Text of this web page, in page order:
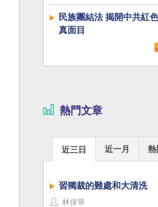
民族團結法 揭開中共紅
真面目
熱門文章
近三日 近一月 熱
習獨裁的難處和大清洗
林保華